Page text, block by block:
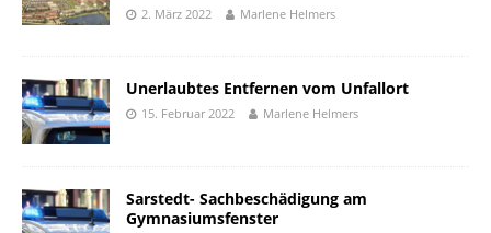
2. März 2022 Marlene Helmers
Unerlaubtes Entfernen vom Unfallort
15. Februar 2022 Marlene Helmers
Sarstedt- Sachbeschädigung am
Gymnasiumsfenster